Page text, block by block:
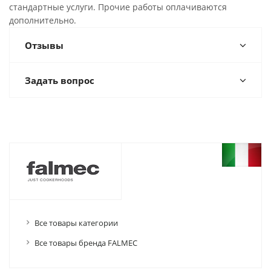
стандартные услуги. Прочие работы оплачиваются
дополнительно.
Отзывы
Задать вопрос
Все товары категории
Все товары бренда FALMEC